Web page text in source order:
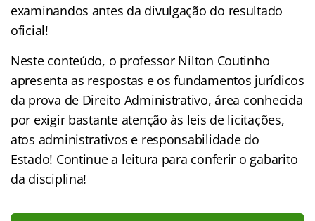
examinandos antes da divulgação do resultado
oficial!
Neste conteúdo, o professor Nilton Coutinho
apresenta as respostas e os fundamentos jurídicos
da prova de Direito Administrativo, área conhecida
por exigir bastante atenção às leis de licitações,
atos administrativos e responsabilidade do
Estado! Continue a leitura para conferir o gabarito
da disciplina!